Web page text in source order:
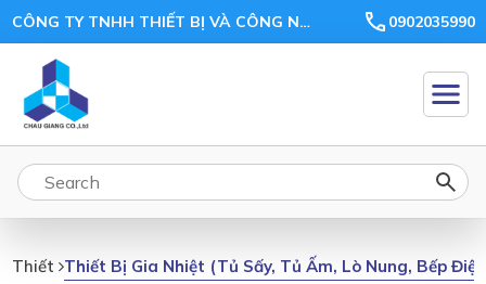
CÔNG TY TNHH THIẾT BỊ VÀ CÔNG NGHỆ CHÂU GIANG 0902035990
Thiết BịThiết Bị Gia Nhiệt (tủ Sấy, Tủ Ấm, Lò Nung, Bếp